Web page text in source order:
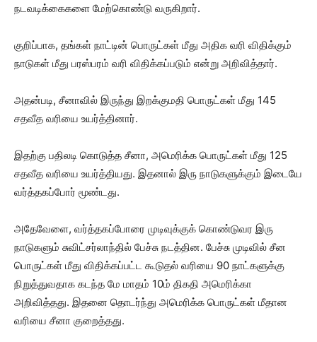
நடவடிக்கைகளை மேற்கொண்டு வருகிறார்.
குறிப்பாக, தங்கள் நாட்டின் பொருட்கள் மீது அதிக வரி விதிக்கும்
நாடுகள் மீது பரஸ்பரம் வரி விதிக்கப்படும் என்று அறிவித்தார்.
அதன்படி, சீனாவில் இருந்து இறக்குமதி பொருட்கள் மீது 145
சதவீத வரியை உயர்த்தினார்.
இதற்கு பதிலடி கொடுத்த சீனா, அமெரிக்க பொருட்கள் மீது 125
சதவீத வரியை உயர்த்தியது. இதனால் இரு நாடுகளுக்கும் இடையே
வர்த்தகப்போர் மூண்டது.
அதேவேளை, வர்த்தகப்போரை முடிவுக்குக் கொண்டுவர இரு
நாடுகளும் சுவிட்சர்லாந்தில் பேச்சு நடத்தின. பேச்சு முடிவில் சீன
பொருட்கள் மீது விதிக்கப்பட்ட கூடுதல் வரியை 90 நாட்களுக்கு
நிறுத்துவதாக கடந்த மே மாதம் 10ம் திகதி அமெரிக்கா
அறிவித்தது. இதனை தொடர்ந்து அமெரிக்க பொருட்கள் மீதான
வரியை சீனா குறைத்தது.